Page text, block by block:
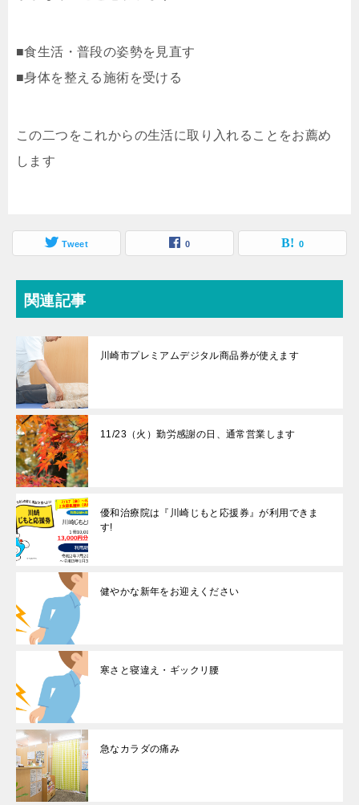
■食生活・普段の姿勢を見直す
■身体を整える施術を受ける
この二つをこれからの生活に取り入れることをお薦め
します
Tweet 0 0
関連記事
川崎市プレミアムデジタル商品券が使えます
11/23（火）勤労感謝の日、通常営業します
優和治療院は『川崎じもと応援券』が利用できま
す!
健やかな新年をお迎えください
寒さと寝違え・ギックリ腰
急なカラダの痛み